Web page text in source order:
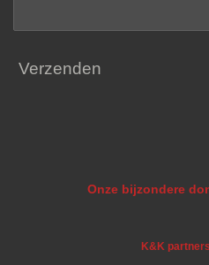
Verzenden
Onze bijzondere
K&K